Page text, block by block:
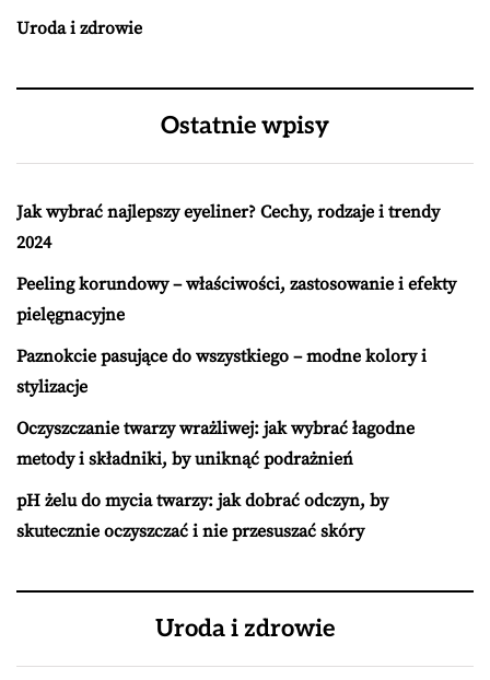
Uroda i zdrowie
Ostatnie wpisy
Jak wybrać najlepszy eyeliner? Cechy, rodzaje i trendy
2024
Peeling korundowy – właściwości, zastosowanie i efekty
pielęgnacyjne
Paznokcie pasujące do wszystkiego – modne kolory i
stylizacje
Oczyszczanie twarzy wrażliwej: jak wybrać łagodne
metody i składniki, by uniknąć podrażnień
pH żelu do mycia twarzy: jak dobrać odczyn, by
skutecznie oczyszczać i nie przesuszać skóry
Uroda i zdrowie